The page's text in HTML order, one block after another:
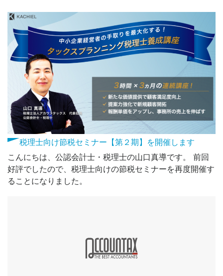
税理士向け節税セミナー【第２期】を開催します
こんにちは、公認会計士・税理士の山口真導です。 前回
好評でしたので、税理士向けの節税セミナーを再度開催す
ることになりました。